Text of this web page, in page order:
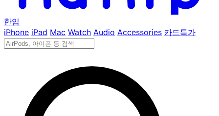
한입
iPhone iPad Mac Watch Audio Accessories 카드특가